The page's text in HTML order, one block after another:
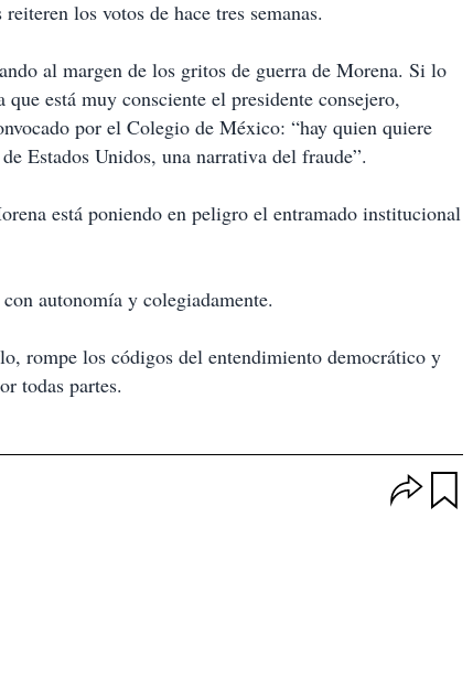
los votos de hace tres semanas.
al margen de los gritos de guerra de Morena. Si lo
está muy consciente el presidente consejero,
por el Colegio de México: “hay quien quiere
Estados Unidos, una narrativa del fraude”.
está poniendo en peligro el entramado institucional
autonomía y colegiadamente.
rompe los códigos del entendimiento democrático y
todas partes.
p